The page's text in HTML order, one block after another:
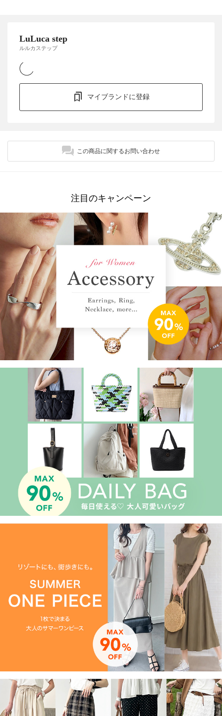
LuLuca step
ルルカステップ
マイブランドに登録
この商品に関するお問い合わせ
注目のキャンペーン